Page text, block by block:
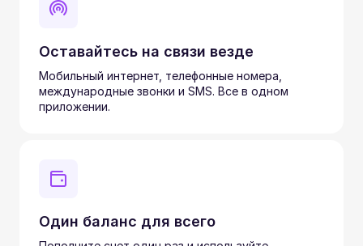
Оставайтесь на связи везде
Мобильный интернет, телефонные номера,
международные звонки и SMS. Все в одном
приложении.
Один баланс для всего